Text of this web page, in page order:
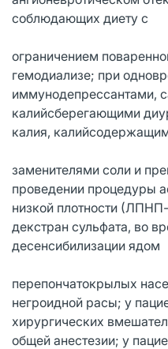
соблюдающих диету с
ограничением
гемодиализе; при
иммунодепрессантами,
калийсберегающими
калия,
заменителями соли и
проведении процедуры
низкой плотности
декстран сульфата, во
десенсибилизации ядом
перепончатокрылых
негроидной расы; у
хирургических
общей анестезии; у